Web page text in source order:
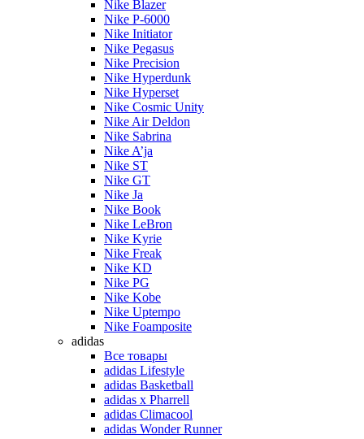
Nike Blazer
Nike P-6000
Nike Initiator
Nike Pegasus
Nike Precision
Nike Hyperdunk
Nike Hyperset
Nike Cosmic Unity
Nike Air Deldon
Nike Sabrina
Nike A’ja
Nike ST
Nike GT
Nike Ja
Nike Book
Nike LeBron
Nike Kyrie
Nike Freak
Nike KD
Nike PG
Nike Kobe
Nike Uptempo
Nike Foamposite
adidas
Все товары
adidas Lifestyle
adidas Basketball
adidas x Pharrell
adidas Climacool
adidas Wonder Runner